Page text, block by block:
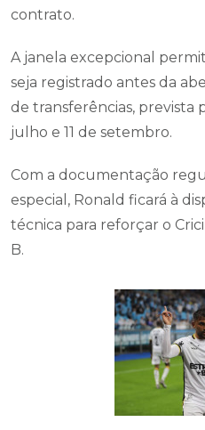
contrato.
A janela excepcional
seja registrado antes da
de transferências, prevista
julho e 11 de setembro.
Com a documentação
especial, Ronald ficará à
técnica para reforçar o
B.